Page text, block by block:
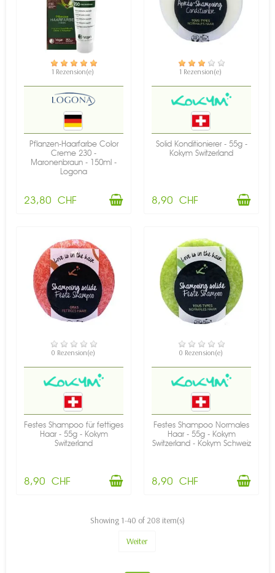
VERFÜGBAR
1 Rezension(e)
Pflanzen-Haarfarbe Color
Creme 230 -
Maronenbraun - 150ml -
Logona
23,80 CHF
VERFÜGBAR
1 Rezension(e)
Solid Konditionierer - 55g -
Kokym Switzerland
8,90 CHF
VERFÜGBAR
0 Rezension(e)
Festes Shampoo für fettiges
Haar - 55g - Kokym
Switzerland
8,90 CHF
VERFÜGBAR
0 Rezension(e)
Festes Shampoo Normales
Haar - 55g - Kokym
Switzerland - Kokym Schweiz
8,90 CHF
Showing 1-40 of 208 item(s)
Weiter